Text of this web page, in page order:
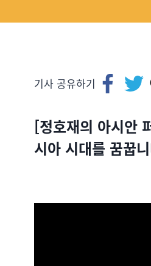
기사 공유하기
[정호재의 아시안
시아 시대를 꿈꿉